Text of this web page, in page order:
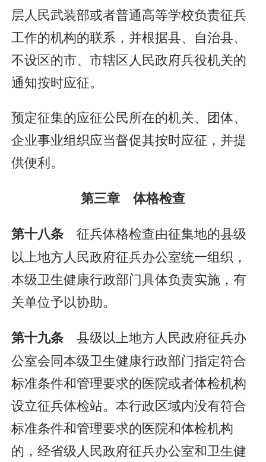
层人民武装部或者普通高等学校负责征兵
工作的机构的联系，并根据县、自治县、
不设区的市、市辖区人民政府兵役机关的
通知按时应征。
预定征集的应征公民所在的机关、团体、
企业事业组织应当督促其按时应征，并提
供便利。
第三章 体格检查
第十八条 征兵体格检查由征集地的县级
以上地方人民政府征兵办公室统一组织，
本级卫生健康行政部门具体负责实施，有
关单位予以协助。
第十九条 县级以上地方人民政府征兵办
公室会同本级卫生健康行政部门指定符合
标准条件和管理要求的医院或者体检机构
设立征兵体检站。本行政区域内没有符合
标准条件和管理要求的医院和体检机构
的，经省级人民政府征兵办公室和卫生健